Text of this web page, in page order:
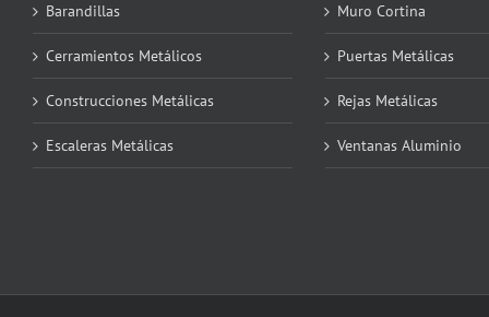
Barandillas
Cerramientos Metálicos
Construcciones Metálicas
Escaleras Metálicas
Muro Cortina
Puertas Metálicas
Rejas Metálicas
Ventanas Aluminio